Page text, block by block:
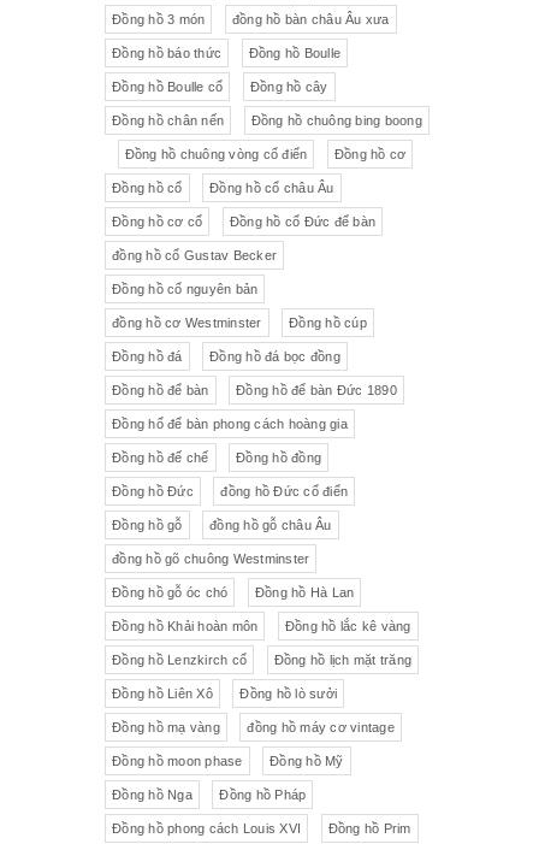
Đồng hồ 3 món đồng hồ bàn châu Âu xưa
Đồng hồ báo thức Đồng hồ Boulle
Đồng hồ Boulle cổ Đồng hồ cây
Đồng hồ chân nến Đồng hồ chuông bing boong
Đồng hồ chuông vòng cổ điển Đồng hồ cơ
Đồng hồ cổ Đồng hồ cổ châu Âu
Đồng hồ cơ cổ Đồng hồ cổ Đức để bàn
đồng hồ cổ Gustav Becker
Đồng hồ cổ nguyên bản
đồng hồ cơ Westminster Đồng hồ cúp
Đồng hồ đá Đồng hồ đá bọc đồng
Đồng hồ để bàn Đồng hồ để bàn Đức 1890
Đồng hổ để bàn phong cách hoàng gia
Đồng hồ đế chế Đồng hồ đồng
Đồng hồ Đức đồng hồ Đức cổ điển
Đồng hồ gỗ đồng hồ gỗ châu Âu
đồng hồ gõ chuông Westminster
Đồng hồ gỗ óc chó Đồng hồ Hà Lan
Đồng hồ Khải hoàn môn Đồng hồ lắc kê vàng
Đồng hồ Lenzkirch cổ Đồng hồ lịch mặt trăng
Đồng hồ Liên Xô Đồng hồ lò sưởi
Đồng hồ mạ vàng đồng hồ máy cơ vintage
Đồng hồ moon phase Đồng hồ Mỹ
Đồng hồ Nga Đồng hồ Pháp
Đồng hồ phong cách Louis XVI Đồng hồ Prim